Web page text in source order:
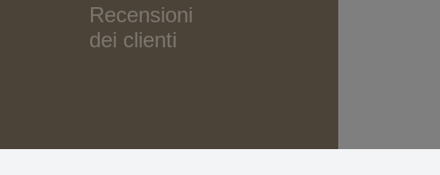
Recensioni
dei clienti